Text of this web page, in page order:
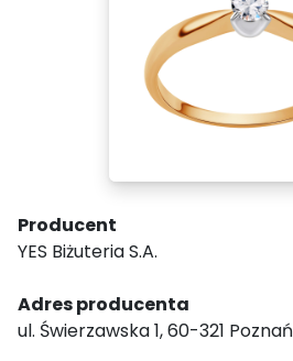
Producent
YES Biżuteria S.A.
Adres producenta
ul. Świerzawska 1, 60-321 Poznań